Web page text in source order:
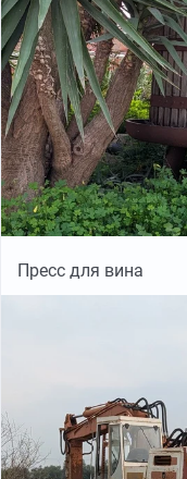
Пресс для вина